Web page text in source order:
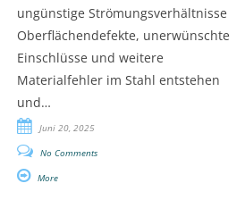
ungünstige Strömungsverhältnisse
Oberflächendefekte, unerwünschte
Einschlüsse und weitere
Materialfehler im Stahl entstehen
und…
Juni 20, 2025
No Comments
More